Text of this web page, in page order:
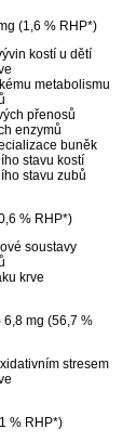
(1,6 % RHP*)
kostí u dětí
metabolismu
přenosů
enzymů
buněk
stavu kostí
stavu zubů
% RHP*)
soustavy
krve
mg (56,7 %
stresem
% RHP*)